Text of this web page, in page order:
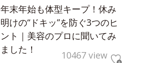
年末年始も体型キープ！休み
明けの“ドキッ”を防ぐ3つのヒ
ント｜美容のプロに聞いてみ
ました！
10467 view